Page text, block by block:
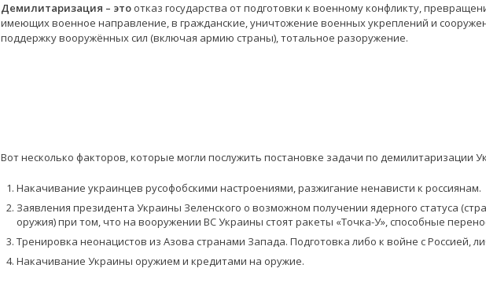
Демилитаризация – это отказ государства от подготовки к военному конфликту,
имеющих военное направление, в гражданские, уничтожение военных укреплений и
поддержку вооружённых сил (включая армию страны), тотальное разоружение.
Вот несколько факторов, которые могли послужить постановке задачи по демилитаризации
Накачивание украинцев русофобскими настроениями, разжигание ненависти к россиянам.
Заявления президента Украины Зеленского о возможном получении ядерного статуса
оружия) при том, что на вооружении ВС Украины стоят ракеты «Точка-У», способные
Тренировка неонацистов из Азова странами Запада. Подготовка либо к войне с Россией,
Накачивание Украины оружием и кредитами на оружие.